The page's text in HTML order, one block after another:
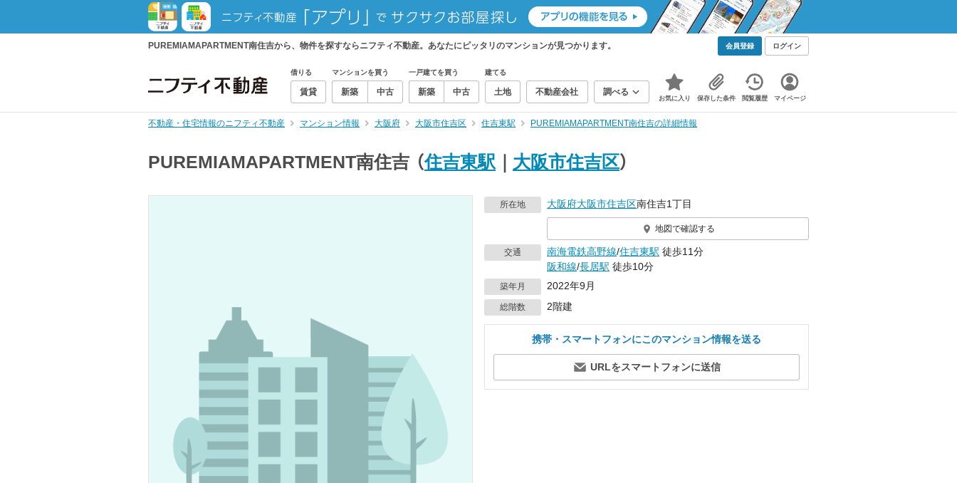
PUREMIAMAPARTMENT南住吉から、物件を探すならニフティ不動産。あなたにピッタリのマンションが見つかります。 会員登録 ログイン
借りる
賃貸
マンションを買う
新築 中古
一戸建てを買う
新築 中古
建てる
土地 不動産会社 調べる
お気に入り 保存した条件 閲覧履歴 マイページ
不動産・住宅情報のニフティ不動産 マンション情報 大阪府 大阪市住吉区 住吉東駅 PUREMIAMAPARTMENT南住吉の詳細情報
PUREMIAMAPARTMENT南住吉 （住吉東駅 大阪市住吉区）
所在地 大阪府大阪市住吉区南住吉1丁目
地図で確認する
交通 南海電鉄高野線/住吉東駅 徒歩11分
阪和線/長居駅 徒歩10分
築年月 2022年9月
総階数 2階建
携帯・スマートフォンにこのマンション情報を送る
URLをスマートフォンに送信